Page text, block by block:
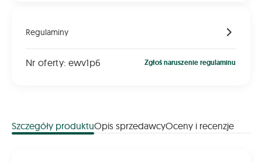
Regulaminy
Nr oferty: ewv1p6 Zgłoś naruszenie regulaminu
Szczegóły produktuOpis sprzedawcyOceny i recenzje